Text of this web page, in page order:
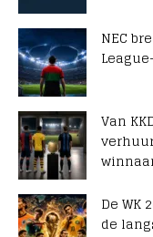
NEC
Van
De WK
de